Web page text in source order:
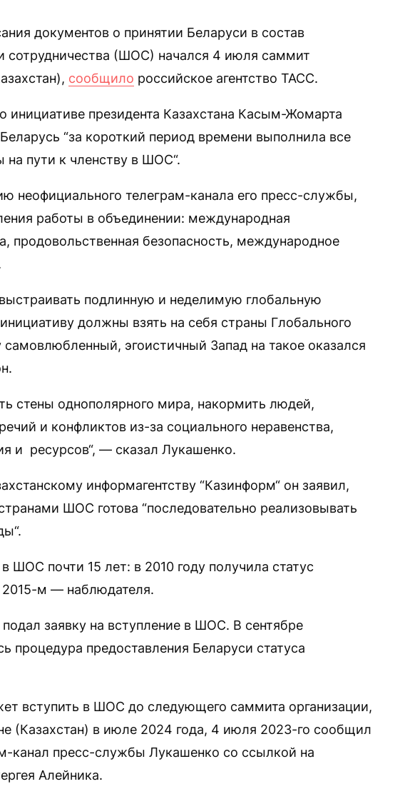
документов о принятии Беларуси в состав
сотрудничества (ШОС) начался 4 июля саммит
сообщило российское агентство ТАСС.
инициативе президента Казахстана Касым-Жомарта
“за короткий период времени выполнила все
пути к членству в ШОС“.
неофициального телеграм-канала его пресс-службы,
работы в объединении: международная
продовольственная безопасность, международное
подлинную и неделимую глобальную
должны взять на себя страны Глобального
эгоистичный Запад на такое оказался
стены однополярного мира, накормить людей,
и конфликтов из-за социального неравенства,
и ресурсов“, — сказал Лукашенко.
информагентству “Казинформ“ он заявил,
ШОС готова “последовательно реализовывать
ШОС почти 15 лет: в 2010 году получила статус
2015-м — наблюдателя.
заявку на вступление в ШОС. В сентябре
процедура предоставления Беларуси статуса
вступить в ШОС до следующего саммита организации,
(Казахстан) в июле 2024 года, 4 июля 2023-го сообщил
канал пресс-службы Лукашенко со ссылкой на
Алейника.